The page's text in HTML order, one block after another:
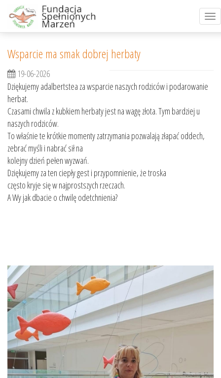
Wsparcie ma smak dobrej herbaty
19-06-2026
Dziękujemy adalbertstea za wsparcie naszych rodziców i podarowanie
herbat.
Czasami chwila z kubkiem herbaty jest na wagę złota. Tym bardziej u
naszych rodziców.
To właśnie te krótkie momenty zatrzymania pozwalają złapać oddech,
zebrać myśli i nabrać sił na
kolejny dzień pełen wyzwań.
Dziękujemy za ten ciepły gest i przypomnienie, że troska
często kryje się w najprostszych rzeczach.
A Wy jak dbacie o chwilę odetchnienia?